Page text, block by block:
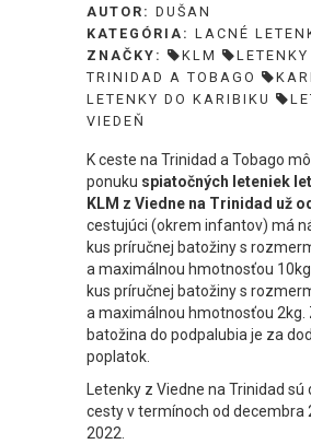
AUTOR: DUŠAN
KATEGÓRIA: LACNÉ
ZNAČKY:
KLM
TRINIDAD A TOBAGO
LETENKY DO KARIBIKU
VIEDEŇ
K ceste na Trinidad a Tobago
ponuku spiatočných leteniek
KLM z Viedne na Trinidad už
cestujúci (okrem infantov) má
kus príručnej batožiny s
a maximálnou hmotnosťou
kus príručnej batožiny s
a maximálnou hmotnosťou 2kg.
batožina do podpalubia je za
poplatok.
Letenky z Viedne na Trinidad sú
cesty v termínoch od decembra
2022.